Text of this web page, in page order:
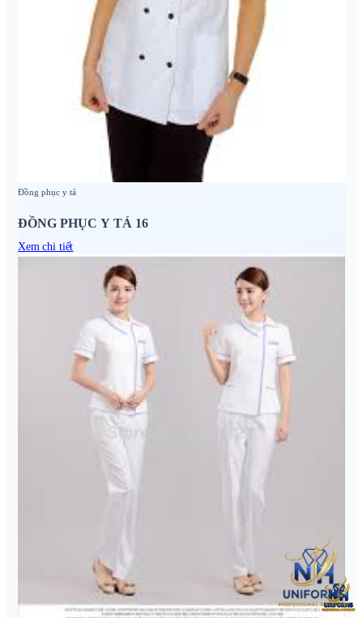
Đồng phục y tá
ĐỒNG PHỤC Y TÁ 16
Xem chi tiết